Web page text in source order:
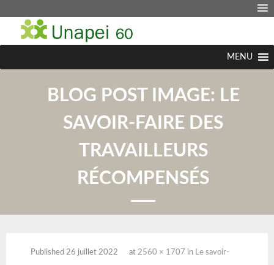
MENU
BLOG POST IMAGE: LE
SAVOIR-FAIRE DES
TRAVAILLEURS
RÉCOMPENSÉS
Published 26 juillet 2022 at 2560 × 1707 in Le savoir-